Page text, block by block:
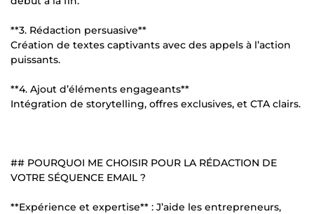
**3. Rédaction persuasive**
Création de textes captivants avec des appels à l’action
puissants.
**4. Ajout d’éléments engageants**
Intégration de storytelling, offres exclusives, et CTA clairs.
## POURQUOI ME CHOISIR POUR LA RÉDACTION DE
VOTRE SÉQUENCE EMAIL ?
**Expérience et expertise** : J’aide les entrepreneurs,